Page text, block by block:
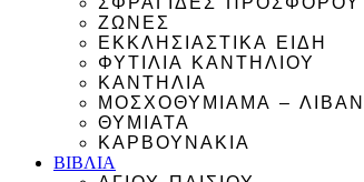
ΖΩΝΕΣ
ΕΚΚΛΗΣΙΑΣΤΙΚΑ ΕΙΔΗ
ΦΥΤΙΛΙΑ ΚΑΝΤΗΛΙΟΥ
ΚΑΝΤΗΛΙΑ
ΜΟΣΧΟΘΥΜΙΑΜΑ – ΛΙΒΑΝΙ
ΘΥΜΙΑΤΑ
ΚΑΡΒΟΥΝΑΚΙΑ
ΒΙΒΛΙΑ